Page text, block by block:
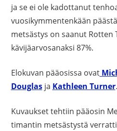
ja se ei ole kadottanut
vuosikymmentenkään
metsästys on saanut Rotten
kävijäarvosanaksi 87%.
Elokuvan pääosissa ovat
Douglasja Kathleen Turner.
Kuvaukset tehtiin pääosin
timantin metsästystä